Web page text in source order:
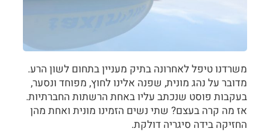
משרדנו טיפל לאחרונה בתיק מעניין בתחום לשון הרע.
מדובר על נהג מונית, שפנה אלינו לחוץ, מפוחד ונסער,
בעקבות פוסט שנכתב עליו באחת הרשתות החברתיות.
אז מה קרה בעצם? שתי נשים הזמינו מונית ואחת מהן
החזיקה בידה סיגריה דולקת.